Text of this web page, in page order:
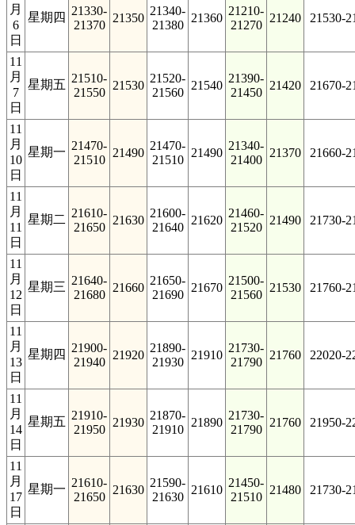
月
6
日
星期四 21330-
21370
21350
21340-
21380
21360
21210-
21270
21240 21530-
11
月
7
日
星期五 21510-
21550
21530
21520-
21560
21540
21390-
21450
21420 21670-
11
月
10
日
星期一 21470-
21510
21490
21470-
21510
21490
21340-
21400
21370 21660-
11
月
11
日
星期二 21610-
21650
21630
21600-
21640
21620
21460-
21520
21490 21730-
11
月
12
日
星期三 21640-
21680
21660
21650-
21690
21670
21500-
21560
21530 21760-
11
月
13
日
星期四 21900-
21940
21920
21890-
21930
21910
21730-
21790
21760 22020-
11
月
14
日
星期五 21910-
21950
21930
21870-
21910
21890
21730-
21790
21760 21950-
11
月
17
日
星期一 21610-
21650
21630
21590-
21630
21610
21450-
21510
21480 21730-